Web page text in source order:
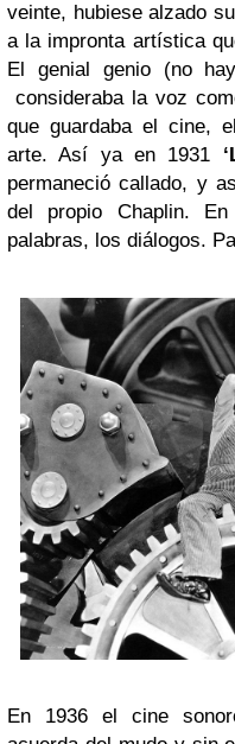
veinte, hubiese alzado
a la impronta artística
El genial genio (no
consideraba la voz
que guardaba el cine,
arte. Así ya en 1931
permaneció callado, y
del propio Chaplin.
palabras, los diálogos.
En 1936 el cine